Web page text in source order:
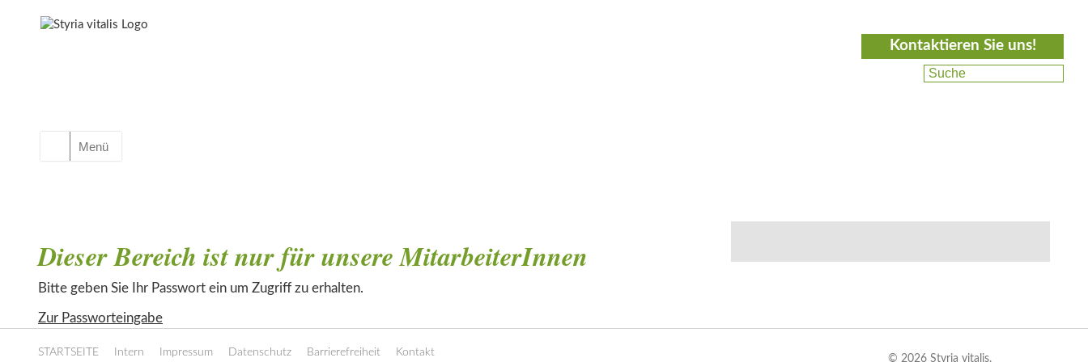
Kontaktieren Sie uns!
Menü
Dieser Bereich ist nur für unsere MitarbeiterInnen
Bitte geben Sie Ihr Passwort ein um Zugriff zu erhalten.
Zur Passworteingabe
STARTSEITE Intern Impressum Datenschutz Barrierefreiheit Kontakt
© 2026 Styria vitalis.